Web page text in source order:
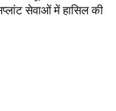
सेवाओं में हासिल की